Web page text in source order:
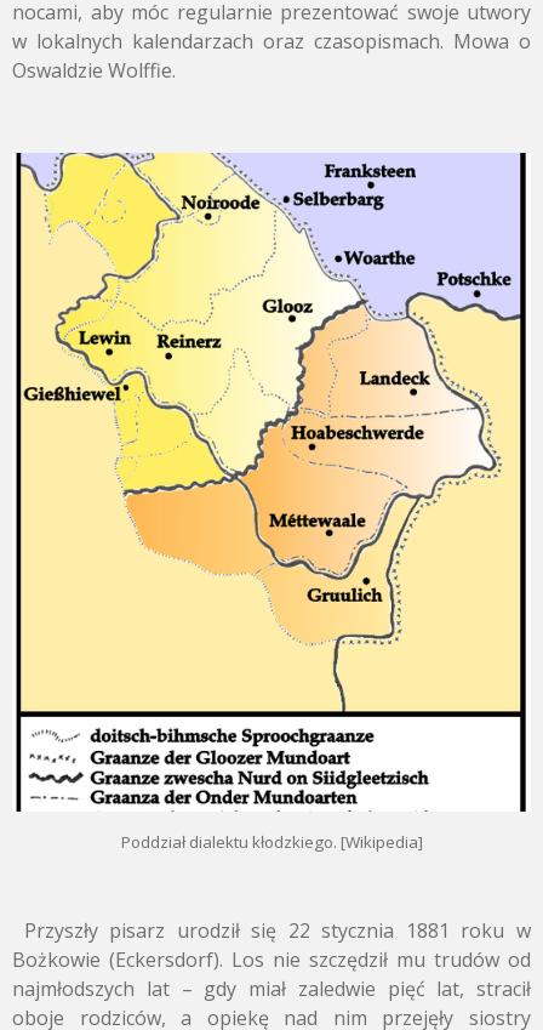
nocami, aby móc regularnie prezentować swoje utwory
w lokalnych kalendarzach oraz czasopismach. Mowa o
Oswaldzie Wolffie.
Poddział dialektu kłodzkiego. [Wikipedia]
Przyszły pisarz urodził się 22 stycznia 1881 roku w
Bożkowie (Eckersdorf). Los nie szczędził mu trudów od
najmłodszych lat – gdy miał zaledwie pięć lat, stracił
oboje rodziców, a opiekę nad nim przejęły siostry